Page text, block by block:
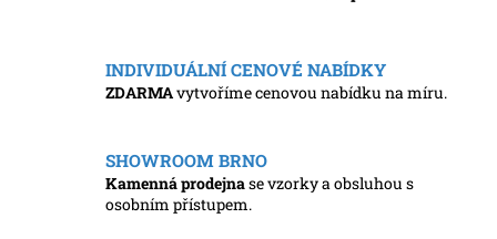
INDIVIDUÁLNÍ CENOVÉ NABÍDKY
ZDARMAvytvoříme cenovou nabídku na míru.
SHOWROOM BRNO
Kamenná prodejnase vzorky a obsluhou s
osobním přístupem.